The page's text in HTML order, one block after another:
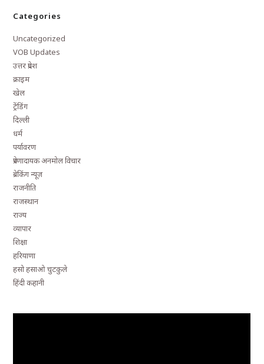
Categories
Uncategorized
VOB Updates
उत्तर प्रदेश
क्राइम
खेल
ट्रेंडिंग
दिल्ली
धर्म
पर्यावरण
प्रेरणादायक अनमोल विचार
ब्रेकिंग न्यूज़
राजनीति
राजस्थान
राज्य
व्यापार
शिक्षा
हरियाणा
हसो हसाओ चुटकुले
हिंदी कहानी